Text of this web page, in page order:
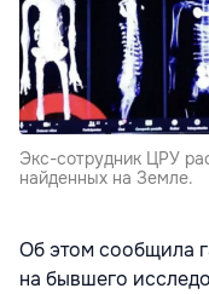
Экс-сотрудник ЦРУ
найденных на Земле.
Об этом сообщила
на бывшего